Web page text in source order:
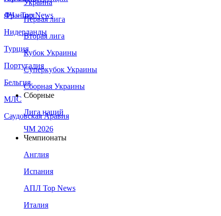
Франция
Нидерланды
Турция
Португалия
Бельгия
МЛС
Саудовская Аравия
ЛЧ - Top News
Украина
Первая лига
Вторая лига
Кубок Украины
Суперкубок Украины
Сборная Украины
Сборные
Лига наций
ЧМ 2026
Чемпионаты
Англия
Испания
АПЛ Top News
Италия